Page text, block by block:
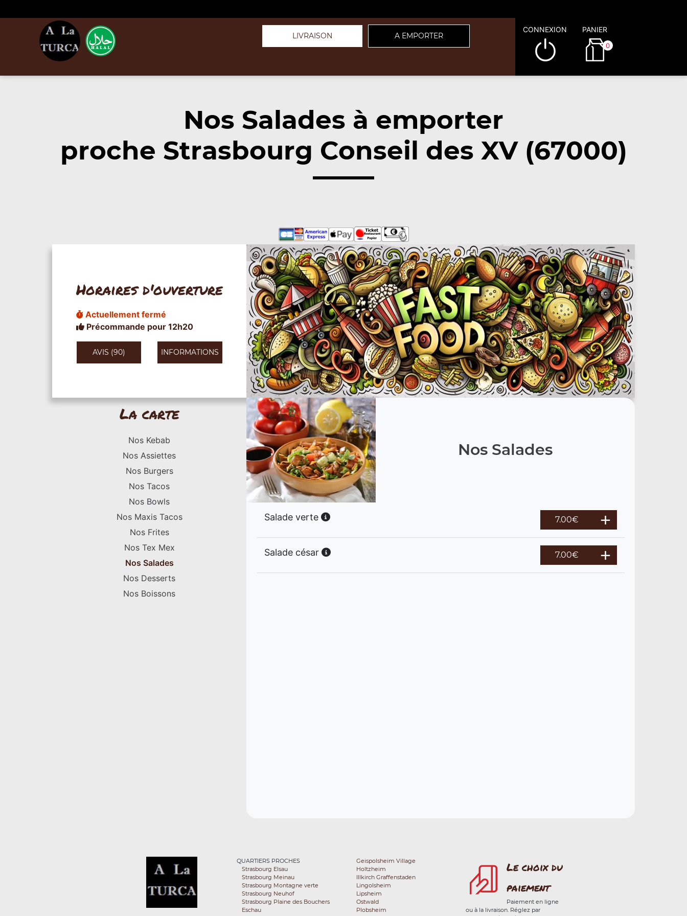
LIVRAISON A EMPORTER
CONNEXION PANIER
0
Nos Salades à emporter
proche Strasbourg Conseil des XV (67000)
Horaires d'ouverture
Actuellement fermé
Précommande pour 12h20
AVIS (90) INFORMATIONS
La carte
Nos Kebab
Nos Assiettes
Nos Burgers
Nos Tacos
Nos Bowls
Nos Maxis Tacos
Nos Frites
Nos Tex Mex
Nos Salades
Nos Desserts
Nos Boissons
Nos Salades
Salade verte 7.00€
Salade césar 7.00€
QUARTIERS PROCHES
Strasbourg Elsau
Strasbourg Meinau
Strasbourg Montagne verte
Strasbourg Neuhof
Strasbourg Plaine des Bouchers
Eschau
Geispolsheim Village
Holtzheim
Illkirch Graffenstaden
Lingolsheim
Lipsheim
Ostwald
Plobsheim
Le choix du
paiement
Paiement en ligne
ou à la livraison. Réglez par